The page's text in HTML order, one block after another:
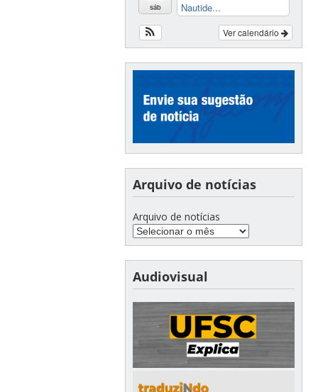
sáb
Nautide...
Ver calendário
Arquivo de notícias
Arquivo de notícias
Audiovisual